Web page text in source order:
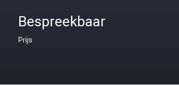
Bespreekbaar
Prijs